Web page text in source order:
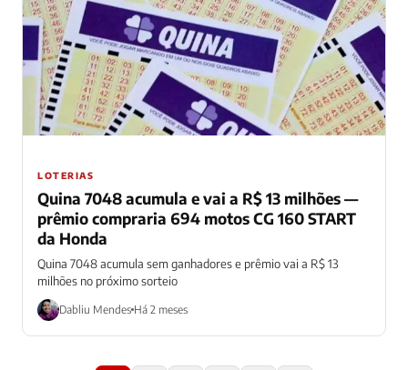
LOTERIAS
Quina 7048 acumula e vai a R$ 13 milhões —
prêmio compraria 694 motos CG 160 START
da Honda
Quina 7048 acumula sem ganhadores e prêmio vai a R$ 13
milhões no próximo sorteio
Dabliu Mendes Há 2 meses